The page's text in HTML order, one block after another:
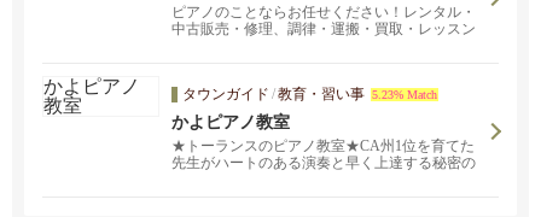
ピアノのことならお任せください！レンタル・
中古販売・修理、調律・運搬・買取・レッスン
は、弊社で買取も致します。お取り扱いブラン
ド：YAMAHA・KAWAI・STEINWAY&SONS。
ファウンテンバレーで ピアノレッスンも開催
中。初級から上級まで全ての年齢の方にお教え
致します。
タウンガイド /教育・習い事 5.23% Match
かよピアノ教室
★トーランスのピアノ教室★CA州1位を育てた
先生がハートのある演奏と早く上達する秘密の